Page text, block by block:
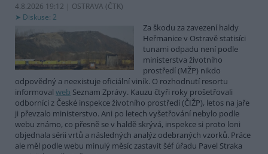
4.8.2026 19:12 | OSTRAVA (ČTK)
Diskuse: 2
Za škodu za zavezení haldy
Heřmanice v Ostravě statisíci
tunami odpadu není podle
ministerstva životního
prostředí (MŽP) nikdo
odpovědný a neexistuje oficiální viník. O rozhodnutí resortu
informoval web Seznam Zprávy. Kauzu čtyři roky prošetřovali
odborníci z České inspekce životního prostředí (ČIŽP), letos na jaře
ji převzalo ministerstvo. Ani po letech vyšetřování nebylo podle
webu známo, co přesně se v haldě skrývá, inspekce si proto loni
objednala sérii vrtů a následných analýz odebraných vzorků. Práce
ale měl podle webu minulý měsíc zastavit šéf úřadu Pavel Straka